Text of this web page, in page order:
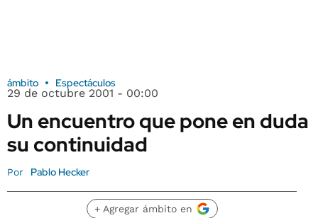
ámbito Espectáculos
29 de octubre 2001 - 00:00
Un encuentro que pone en duda
su continuidad
Por Pablo Hecker
+ Agregar ámbito en